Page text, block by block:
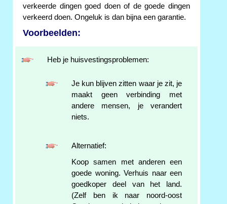
verkeerde dingen goed doen of de goede dingen
verkeerd doen. Ongeluk is dan bijna een garantie.
Voorbeelden:
Heb je huisvestingsproblemen:
Je kun blijven zitten waar je zit, je
maakt geen verbinding met
andere mensen, je verandert
niets.
Alternatief:
Koop samen met anderen een
goede woning. Verhuis naar een
goedkoper deel van het land.
(Zelf ben ik naar noord-oost